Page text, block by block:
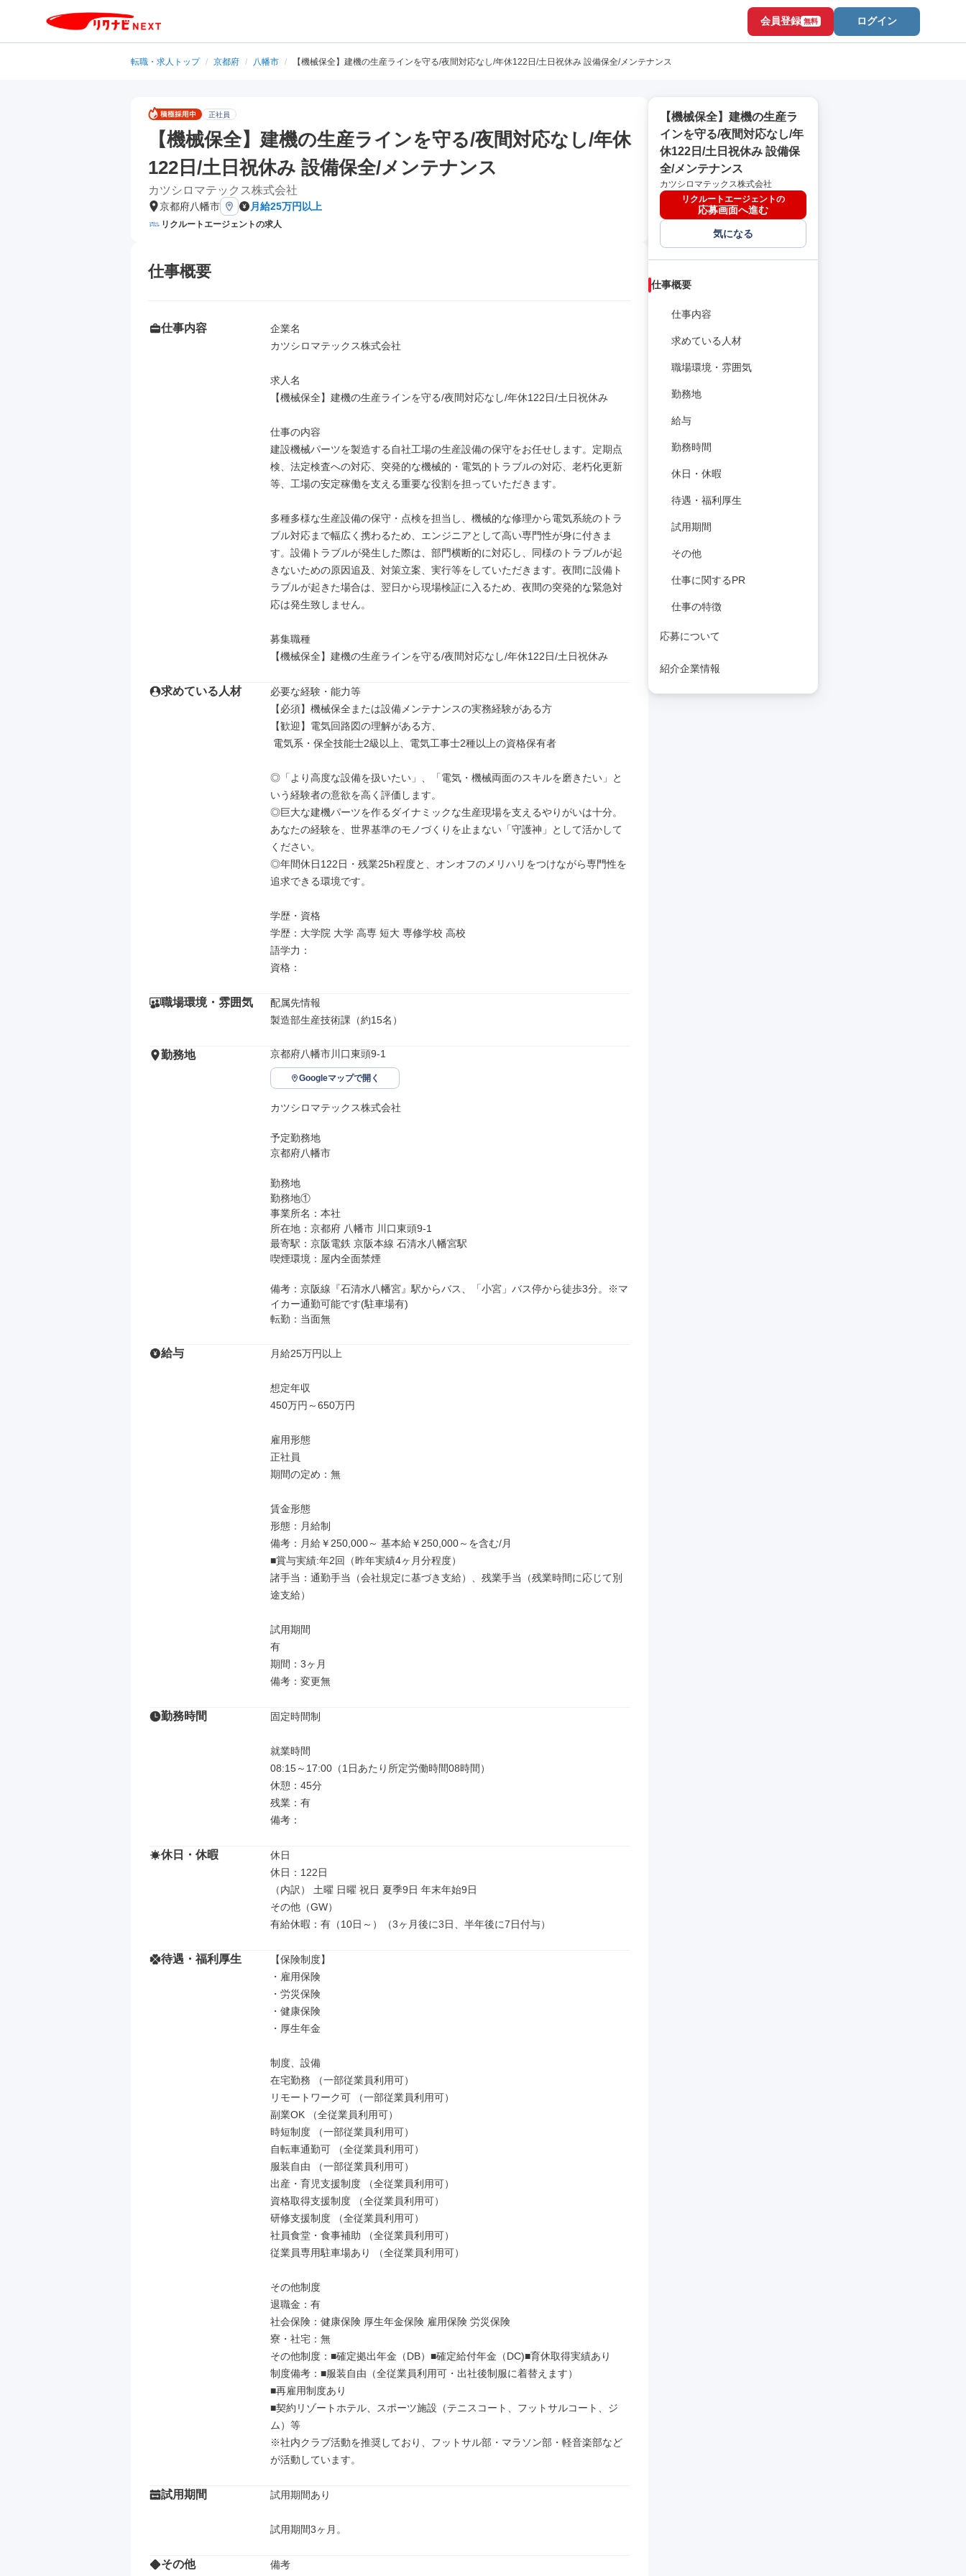
会員登録 無料 ログイン
転職・求人トップ / 京都府 / 八幡市 / 【機械保全】建機の生産ラインを守る/夜間対応なし/年休122日/土日祝休み 設備保全/メンテナンス
正社員
【機械保全】建機の生産ラインを守る/夜間対応なし/年休
122日/土日祝休み 設備保全/メンテナンス
カツシロマテックス株式会社
京都府八幡市 月給25万円以上
リクルートエージェントの求人
仕事概要
仕事内容
企業名
カツシロマテックス株式会社
求人名
【機械保全】建機の生産ラインを守る/夜間対応なし/年休122日/土日祝休み
仕事の内容
建設機械パーツを製造する自社工場の生産設備の保守をお任せします。定期点
検、法定検査への対応、突発的な機械的・電気的トラブルの対応、老朽化更新
等、工場の安定稼働を支える重要な役割を担っていただきます。
多種多様な生産設備の保守・点検を担当し、機械的な修理から電気系統のトラ
ブル対応まで幅広く携わるため、エンジニアとして高い専門性が身に付きま
す。設備トラブルが発生した際は、部門横断的に対応し、同様のトラブルが起
きないための原因追及、対策立案、実行等をしていただきます。夜間に設備ト
ラブルが起きた場合は、翌日から現場検証に入るため、夜間の突発的な緊急対
応は発生致しません。
募集職種
【機械保全】建機の生産ラインを守る/夜間対応なし/年休122日/土日祝休み
求めている人材
必要な経験・能力等
【必須】機械保全または設備メンテナンスの実務経験がある方
【歓迎】電気回路図の理解がある方、
◎「より高度な設備を扱いたい」、「電気・機械両面のスキルを磨きたい」と
いう経験者の意欲を高く評価します。
◎巨大な建機パーツを作るダイナミックな生産現場を支えるやりがいは十分。
あなたの経験を、世界基準のモノづくりを止まない「守護神」として活かして
ください。
◎年間休日122日・残業25h程度と、オンオフのメリハリをつけながら専門性を
追求できる環境です。
学歴・資格
学歴：大学院 大学 高専 短大 専修学校 高校
語学力：
資格：
職場環境・雰囲気
配属先情報
製造部生産技術課（約15名）
勤務地 京都府八幡市川口東頭9-1
Googleマップで開く
カツシロマテックス株式会社
予定勤務地
京都府八幡市
勤務地
勤務地①
事業所名：本社
所在地：京都府 八幡市 川口東頭9-1
最寄駅：京阪電鉄 京阪本線 石清水八幡宮駅
喫煙環境：屋内全面禁煙
備考：京阪線『石清水八幡宮』駅からバス、「小宮」バス停から徒歩3分。※マ
イカー通勤可能です(駐車場有)
転勤：当面無
給与 月給25万円以上
想定年収
450万円～650万円
雇用形態
正社員
期間の定め：無
賃金形態
形態：月給制
備考：月給￥250,000～ 基本給￥250,000～を含む/月
■賞与実績:年2回（昨年実績4ヶ月分程度）
諸手当：通勤手当（会社規定に基づき支給）、残業手当（残業時間に応じて別
途支給）
試用期間
有
期間：3ヶ月
備考：変更無
勤務時間 固定時間制
就業時間
08:15～17:00（1日あたり所定労働時間08時間）
休憩：45分
残業：有
備考：
休日・休暇
休日
休日：122日
（内訳） 土曜 日曜 祝日 夏季9日 年末年始9日
その他（GW）
有給休暇：有（10日～）（3ヶ月後に3日、半年後に7日付与）
待遇・福利厚生
【保険制度】
・雇用保険
・労災保険
・健康保険
・厚生年金
制度、設備
在宅勤務 （一部従業員利用可）
リモートワーク可 （一部従業員利用可）
副業OK （全従業員利用可）
時短制度 （一部従業員利用可）
自転車通勤可 （全従業員利用可）
服装自由 （一部従業員利用可）
出産・育児支援制度 （全従業員利用可）
資格取得支援制度 （全従業員利用可）
研修支援制度 （全従業員利用可）
社員食堂・食事補助 （全従業員利用可）
従業員専用駐車場あり （全従業員利用可）
その他制度
退職金：有
社会保険：健康保険 厚生年金保険 雇用保険 労災保険
寮・社宅：無
その他制度：■確定拠出年金（DB）■確定給付年金（DC)■育休取得実績あり
制度備考：■服装自由（全従業員利用可・出社後制服に着替えます）
■再雇用制度あり
■契約リゾートホテル、スポーツ施設（テニスコート、フットサルコート、ジ
ム）等
※社内クラブ活動を推奨しており、フットサル部・マラソン部・軽音楽部など
が活動しています。
試用期間 試用期間あり
試用期間3ヶ月。
その他 備考
【機械保全】建機の生産ラ
インを守る/夜間対応なし/年
休122日/土日祝休み 設備保
全/メンテナンス
カツシロマテックス株式会社
リクルートエージェントの
応募画面へ進む
気になる
仕事概要
仕事内容
求めている人材
職場環境・雰囲気
勤務地
給与
勤務時間
休日・休暇
待遇・福利厚生
試用期間
その他
仕事に関するPR
仕事の特徴
応募について
紹介企業情報